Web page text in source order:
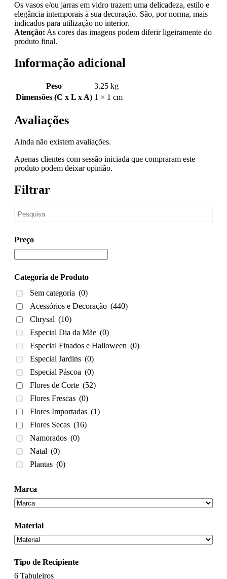
Os vasos e/ou jarras em vidro trazem uma delicadeza, estilo e
elegância intemporais à sua decoração. São, por norma, mais
indicados para utilização no interior.
Atenção: As cores das imagens podem diferir ligeiramente do
produto final.
Informação adicional
Peso
3.25 kg
Dimensões (C x L x A) 1 × 1 cm
Avaliações
Ainda não existem avaliações.
Apenas clientes com sessão iniciada que compraram este
produto podem deixar opinião.
Filtrar
Preço
Categoria de Produto
Sem categoria (0)
Acessórios e Decoração (440)
Chrysal (10)
Especial Dia da Mãe (0)
Especial Finados e Halloween (0)
Especial Jardins (0)
Especial Páscoa (0)
Flores de Corte (52)
Flores Frescas (0)
Flores Importadas (1)
Flores Secas (16)
Namorados (0)
Natal (0)
Plantas (0)
Marca
Material
Tipo de Recipiente
6 Tabuleiros